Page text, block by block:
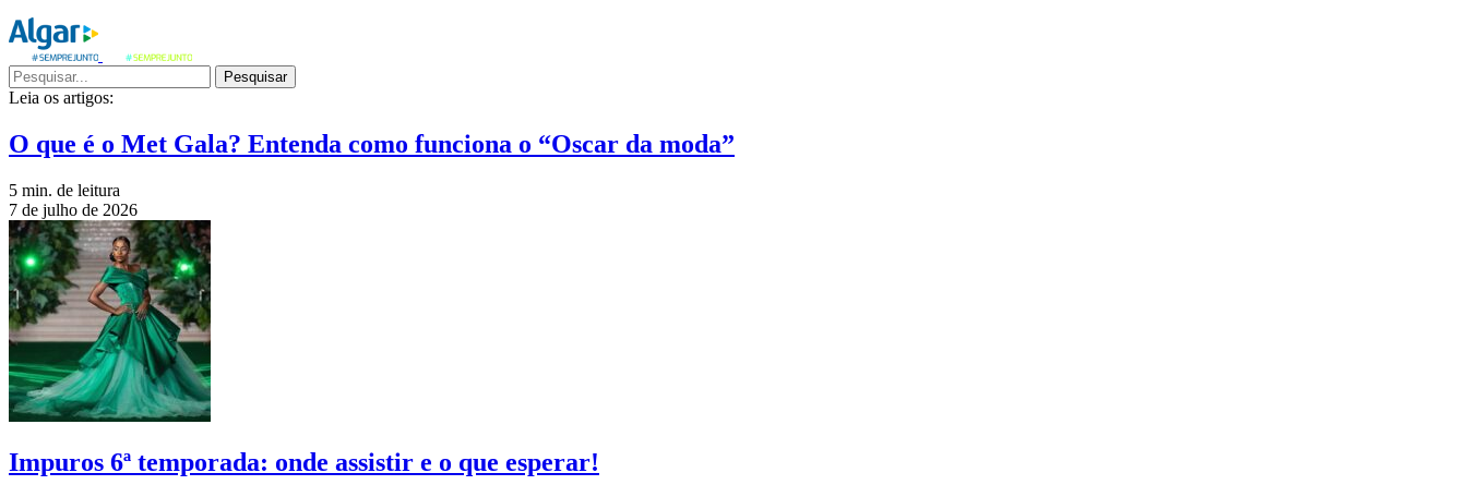
Pesquisar
Leia os artigos:
O que é o Met Gala? Entenda como funciona o “Oscar da moda”
5 min. de leitura
7 de julho de 2026
Impuros 6ª temporada: onde assistir e o que esperar!